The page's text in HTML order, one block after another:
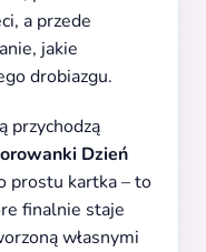
a przede
jakie
drobiazgu.
przychodzą
Dzień
prostu kartka – to
finalnie staje
własnymi